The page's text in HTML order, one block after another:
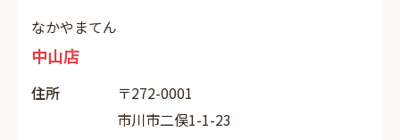
なかやまてん
中山店
住所
〒272-0001
市川市二俣1-1-23